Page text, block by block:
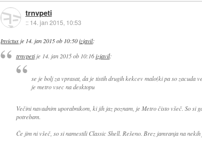
trnvpeti
:: 14. jan 2015, 10:53
Invictusje 14. jan 2015 ob 10:50 izjavil:
trnvpetije 14. jan 2015 ob 10:16 izjavil:
se je bolj za vprasat, da je tistih drugih kekcev malo(ki pa so zacuda
je metro vsec na desktopu
Večini navadnim uporabnikom, ki jih jaz poznam, je Metro čisto všeč. So si
potrebam.
Če jim ni všeč, so si namestili Classic Shell. Rešeno. Brez jamranja na nekih